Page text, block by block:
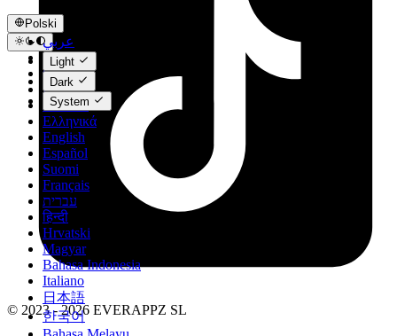
Polski
عربي
Català
Čeština
Dansk
Deutsch
Ελληνικά
English
Español
Suomi
Français
עברית
हिन्दी
Hrvatski
Magyar
Bahasa Indonesia
Italiano
日本語
한국어
Light
Dark
System
© 2023 - 2026 EVERAPPZ SL